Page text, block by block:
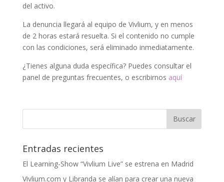
del activo.
La denuncia llegará al equipo de Vivlium, y en menos
de 2 horas estará resuelta. Si el contenido no cumple
con las condiciones, será eliminado inmediatamente.
¿Tienes alguna duda específica? Puedes consultar el
panel de preguntas frecuentes, o escribirnos aquí
Entradas recientes
El Learning-Show “Vivlium Live” se estrena en Madrid
Vivlium.com y Libranda se alían para crear una nueva